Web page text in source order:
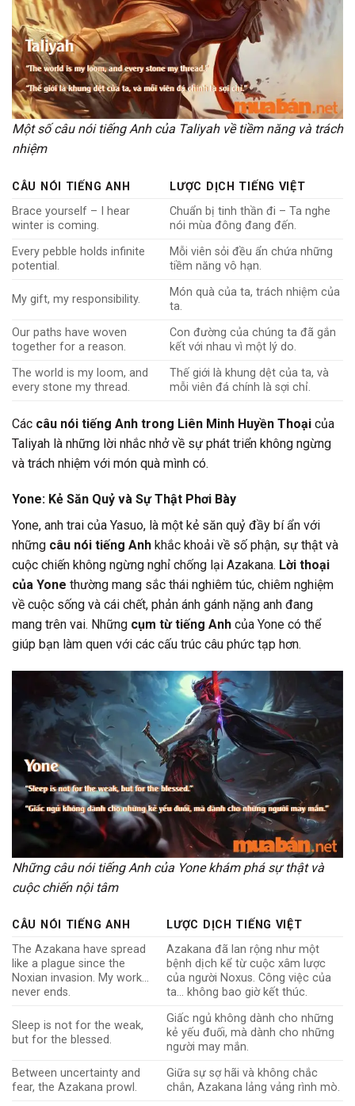
Một số câu nói tiếng Anh của Taliyah về tiềm năng và trách
nhiệm
CÂU NÓI TIẾNG ANH
LƯỢC DỊCH TIẾNG VIỆT
Brace yourself – I hear
winter is coming.
Chuẩn bị tinh thần đi – Ta nghe
nói mùa đông đang đến.
Every pebble holds infinite
potential.
Mỗi viên sỏi đều ẩn chứa những
tiềm năng vô hạn.
My gift, my responsibility.
Món quà của ta, trách nhiệm của
ta.
Our paths have woven
together for a reason.
Con đường của chúng ta đã gắn
kết với nhau vì một lý do.
The world is my loom, and
every stone my thread.
Thế giới là khung dệt của ta, và
mỗi viên đá chính là sợi chỉ.
Các câu nói tiếng Anh trong Liên Minh Huyền Thoại của
Taliyah là những lời nhắc nhở về sự phát triển không ngừng
và trách nhiệm với món quà mình có.
Yone: Kẻ Săn Quỷ và Sự Thật Phơi Bày
Yone, anh trai của Yasuo, là một kẻ săn quỷ đầy bí ẩn với
những câu nói tiếng Anh khắc khoải về số phận, sự thật và
cuộc chiến không ngừng nghỉ chống lại Azakana. Lời thoại
của Yone thường mang sắc thái nghiêm túc, chiêm nghiệm
về cuộc sống và cái chết, phản ánh gánh nặng anh đang
mang trên vai. Những cụm từ tiếng Anh của Yone có thể
giúp bạn làm quen với các cấu trúc câu phức tạp hơn.
Những câu nói tiếng Anh của Yone khám phá sự thật và
cuộc chiến nội tâm
CÂU NÓI TIẾNG ANH
LƯỢC DỊCH TIẾNG VIỆT
The Azakana have spread
like a plague since the
Noxian invasion. My work…
never ends.
Azakana đã lan rộng như một
bệnh dịch kể từ cuộc xâm lược
của người Noxus. Công việc của
ta… không bao giờ kết thúc.
Sleep is not for the weak,
but for the blessed.
Giấc ngủ không dành cho những
kẻ yếu đuối, mà dành cho những
người may mắn.
Between uncertainty and
fear, the Azakana prowl.
Giữa sự sợ hãi và không chắc
chắn, Azakana lảng vảng rình mò.